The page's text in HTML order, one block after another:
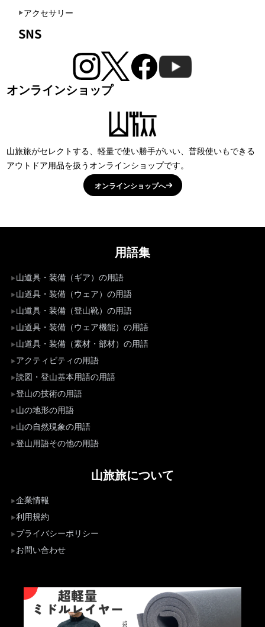
アクセサリー
SNS
オンラインショップ
山旅旅がセレクトする、軽量で使い勝手がいい、普段使いもできる
アウトドア用品を扱うオンラインショップです。
オンラインショップへ
用語集
山道具・装備（ギア）の用語
山道具・装備（ウェア）の用語
山道具・装備（登山靴）の用語
山道具・装備（ウェア機能）の用語
山道具・装備（素材・部材）の用語
アクティビティの用語
読図・登山基本用語の用語
登山の技術の用語
山の地形の用語
山の自然現象の用語
登山用語その他の用語
山旅旅について
企業情報
利用規約
プライバシーポリシー
お問い合わせ